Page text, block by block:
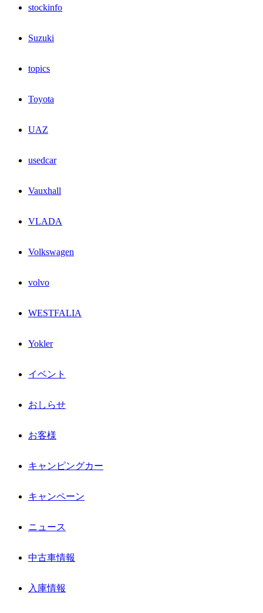
stockinfo
Suzuki
topics
Toyota
UAZ
usedcar
Vauxhall
VLADA
Volkswagen
volvo
WESTFALIA
Yokler
イベント
おしらせ
お客様
キャンピングカー
キャンペーン
ニュース
中古車情報
入庫情報